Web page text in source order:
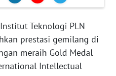
Institut Teknologi PLN
prestasi gemilang di
meraih Gold Medal
Intellectual